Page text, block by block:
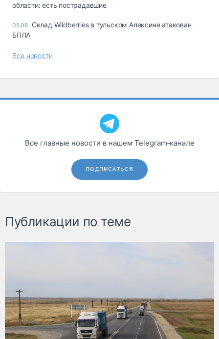
области: есть пострадавшие
05.08 Склад Wildberries в тульском Алексине атакован
БПЛА
Все новости
Все главные новости в нашем Telegram‑канале
ПОДПИСАТЬСЯ
Публикации по теме